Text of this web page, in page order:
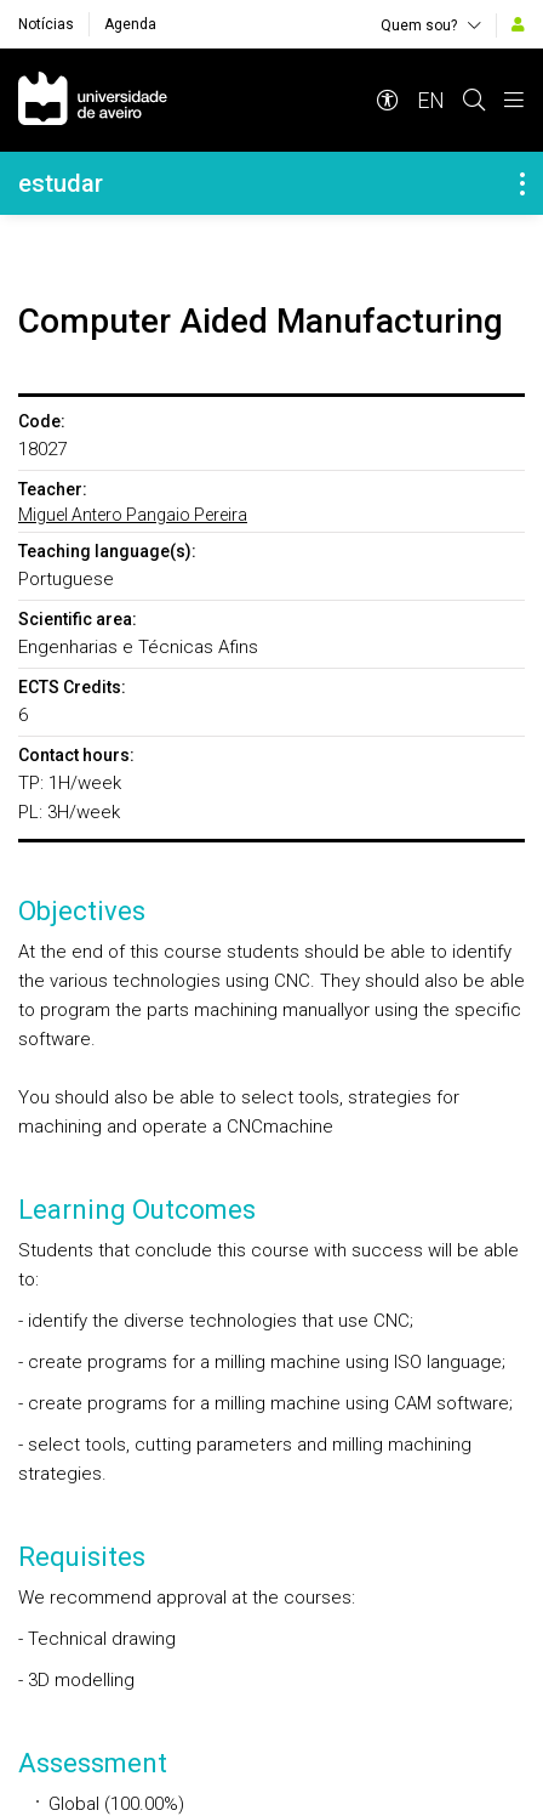
Notícias Agenda Quem sou?
Navegação Principal
EN
Navegação Lateral
estudar
Computer Aided Manufacturing
Code:
18027
Teacher:
Miguel Antero Pangaio Pereira
Teaching language(s):
Portuguese
Scientific area:
Engenharias e Técnicas Afins
ECTS Credits:
6
Contact hours:
TP: 1H/week
PL: 3H/week
Objectives
At the end of this course students should be able to identify
the various technologies using CNC. They should also be able
to program the parts machining manuallyor using the specific
software.
You should also be able to select tools, strategies for
machining and operate a CNCmachine
Learning Outcomes
Students that conclude this course with success will be able
to:
- identify the diverse technologies that use CNC;
- create programs for a milling machine using ISO language;
- create programs for a milling machine using CAM software;
- select tools, cutting parameters and milling machining
strategies.
Requisites
We recommend approval at the courses:
- Technical drawing
- 3D modelling
Assessment
Global (100.00%)